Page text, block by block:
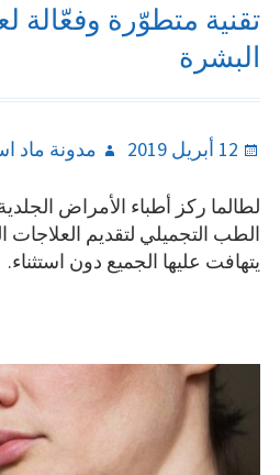
تقنية متطوّرة وفعّالة
البشرة
Posted
12 أبريل 2019 Author
مدونة ماد
لطالما ركز أطباء الأمراض
الطب التجميلي لتقديم العلاجات
يتهافت عليها الجميع دون استثناء.